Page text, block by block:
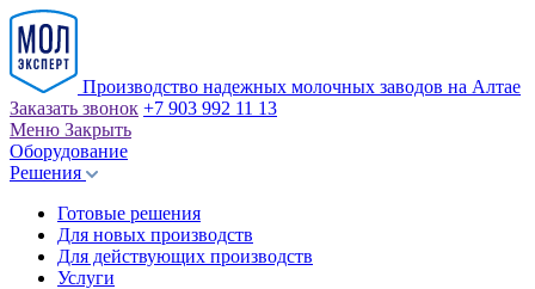
Производство надежных молочных заводов на Алтае
Заказать звонок +7 903 992 11 13
Меню Закрыть
Оборудование
Решения
Готовые решения
Для новых производств
Для действующих производств
Услуги